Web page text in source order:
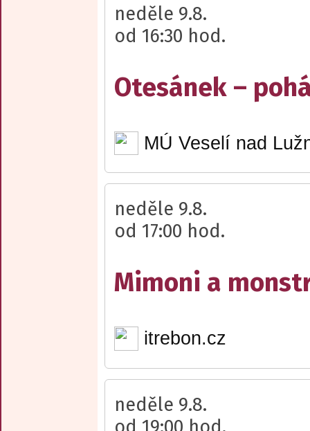
neděle 9.8.
od 16:30 hod.
Otesánek –
MÚ Veselí nad
neděle 9.8.
od 17:00 hod.
Mimoni a
itrebon.cz
neděle 9.8.